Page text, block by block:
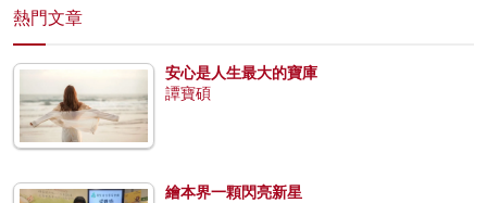
熱門文章
安心是人生最大的寶庫
譚寶碩
繪本界一顆閃亮新星